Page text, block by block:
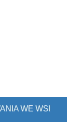
WE WSI